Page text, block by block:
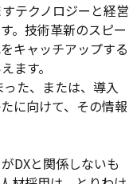
テクノロジーと経営
。技術革新のスピー
キャッチアップする
ます。
た、または、導入
に向けて、その情報
DXと関係しないも